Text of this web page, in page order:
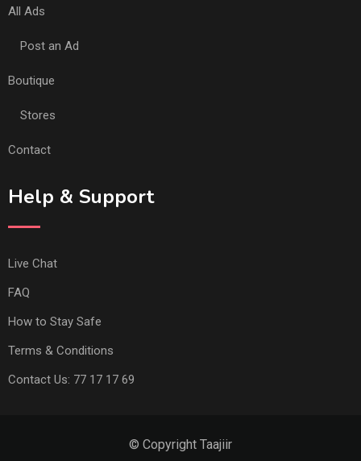
All Ads
Post an Ad
Boutique
Stores
Contact
Help & Support
Live Chat
FAQ
How to Stay Safe
Terms & Conditions
Contact Us: 77 17 17 69
© Copyright Taajiir